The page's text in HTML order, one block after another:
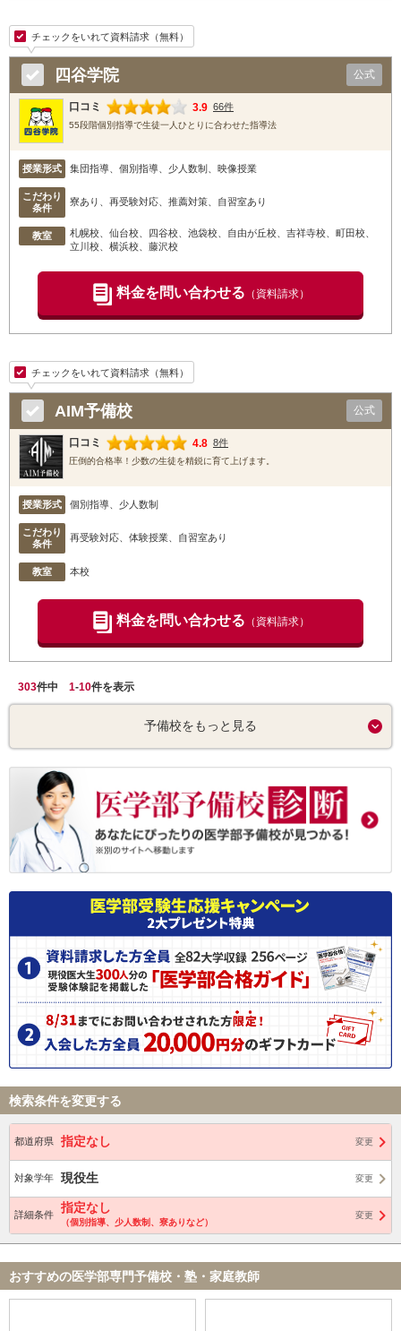
チェックをいれて資料請求（無料）
四谷学院 公式
口コミ 3.9 66件
55段階個別指導で生徒一人ひとりに合わせた指導法
授業形式 集団指導、個別指導、少人数制、映像授業
こだわり
条件
寮あり、再受験対応、推薦対策、自習室あり
教室 札幌校 、仙台校 、四谷校 、池袋校 、自由が丘校 、吉祥寺校 、町田校
立川校 、横浜校 、藤沢校
料金を問い合わせる （資料請求）
チェックをいれて資料請求（無料）
AIM予備校 公式
口コミ 4.8 8件
圧倒的合格率！少数の生徒を精鋭に育て上げます。
授業形式 個別指導、少人数制
こだわり
条件
再受験対応、体験授業、自習室あり
教室 本校
料金を問い合わせる （資料請求）
303件中 1-10件を表示
予備校をもっと見る
検索条件を変更する
都道府県 指定なし 変更
対象学年 現役生 変更
詳細条件 指定なし
（個別指導、少人数制、寮ありなど）
変更
おすすめの医学部専門予備校・塾・家庭教師